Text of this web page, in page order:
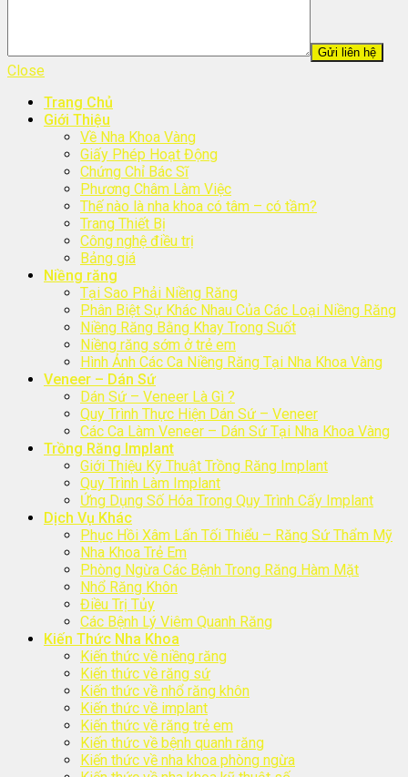
Close
Trang Chủ
Giới Thiệu
Về Nha Khoa Vàng
Giấy Phép Hoạt Động
Chứng Chỉ Bác Sĩ
Phương Châm Làm Việc
Thế nào là nha khoa có tâm – có tầm?
Trang Thiết Bị
Công nghệ điều trị
Bảng giá
Niềng răng
Tại Sao Phải Niềng Răng
Phân Biệt Sự Khác Nhau Của Các Loại Niềng Răng
Niềng Răng Bằng Khay Trong Suốt
Niềng răng sớm ở trẻ em
Hình Ảnh Các Ca Niềng Răng Tại Nha Khoa Vàng
Veneer – Dán Sứ
Dán Sứ – Veneer Là Gì ?
Quy Trình Thực Hiện Dán Sứ – Veneer
Các Ca Làm Veneer – Dán Sứ Tại Nha Khoa Vàng
Trồng Răng Implant
Giới Thiệu Kỹ Thuật Trồng Răng Implant
Quy Trình Làm Implant
Ứng Dụng Số Hóa Trong Quy Trình Cấy Implant
Dịch Vụ Khác
Phục Hồi Xâm Lấn Tối Thiểu – Răng Sứ Thẩm Mỹ
Nha Khoa Trẻ Em
Phòng Ngừa Các Bệnh Trong Răng Hàm Mặt
Nhổ Răng Khôn
Điều Trị Tủy
Các Bệnh Lý Viêm Quanh Răng
Kiến Thức Nha Khoa
Kiến thức về niềng răng
Kiến thức về răng sứ
Kiến thức về nhổ răng khôn
Kiến thức về implant
Kiến thức về răng trẻ em
Kiến thức về bệnh quanh răng
Kiến thức về nha khoa phòng ngừa